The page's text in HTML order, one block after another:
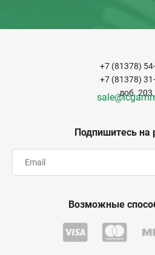
Подпишитесь на
+7 (81378)
+7 (81378)
доб. 203
Возможные